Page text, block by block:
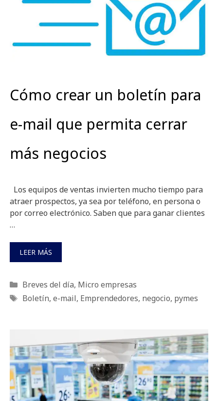
Cómo crear un boletín para
e-mail que permita cerrar
más negocios
Los equipos de ventas invierten mucho tiempo para
atraer prospectos, ya sea por teléfono, en persona o
por correo electrónico. Saben que para ganar clientes
…
LEER MÁS
Categorías
Breves del día, Micro empresas
Etiquetas
Boletín, e-mail, Emprendedores, negocio, pymes